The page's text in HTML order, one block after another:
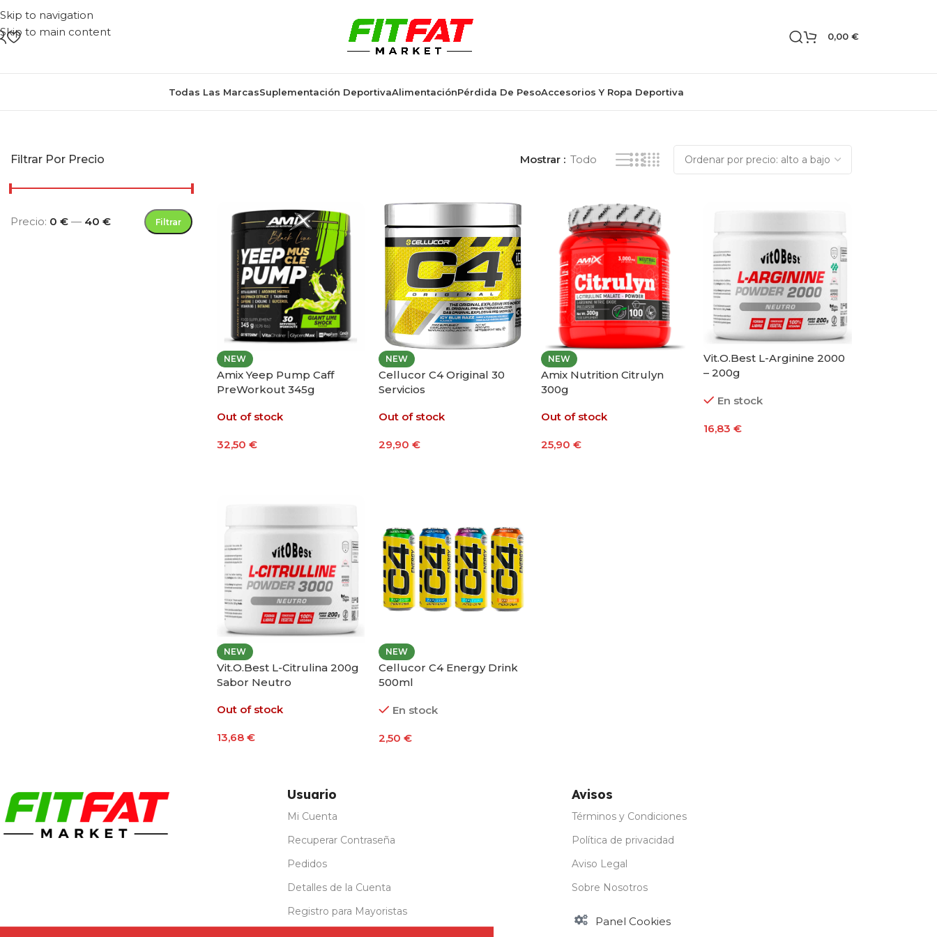
Skip to navigation
Skip to main content
0,00 €
Todas Las MarcasSuplementación DeportivaAlimentaciónPérdida De PesoAccesorios Y Ropa Deportiva
Filtrar Por Precio
Filtrar
Precio: 0 € — 40 €
Mostrar Todo
NEW
Amix Yeep Pump Caff
PreWorkout 345g
Out of stock
32,50 €
NEW
Cellucor C4 Original 30
Servicios
Out of stock
29,90€
NEW
Amix Nutrition Citrulyn
300g
Out of stock
25,90€
Vit.O.Best L-Arginine 2000
– 200g
En stock
16,83€
NEW
Vit.O.Best L-Citrulina 200g
Sabor Neutro
Out of stock
13,68 €
NEW
Cellucor C4 Energy Drink
500ml
En stock
2,50€
Usuario
Mi Cuenta
Recuperar Contraseña
Pedidos
Detalles de la Cuenta
Registro para Mayoristas
Avisos
Términos y Condiciones
Política de privacidad
Aviso Legal
Sobre Nosotros
Panel Cookies